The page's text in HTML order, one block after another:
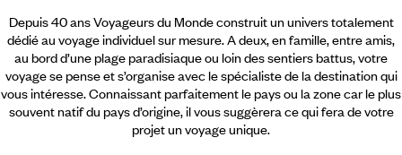
Depuis 40 ans Voyageurs du Monde construit un univers totalement
dédié au voyage individuel sur mesure. A deux, en famille, entre amis,
au bord d’une plage paradisiaque ou loin des sentiers battus, votre
voyage se pense et s’organise avec le spécialiste de la destination qui
vous intéresse. Connaissant parfaitement le pays ou la zone car le plus
souvent natif du pays d’origine, il vous suggèrera ce qui fera de votre
projet un voyage unique.